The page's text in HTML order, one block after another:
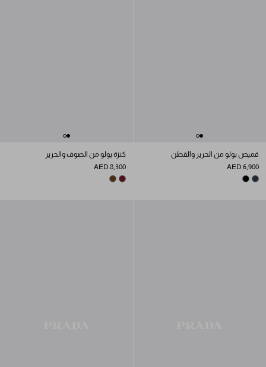
قميص بولو من الحرير والقطن
AED 6,900
NAVY
BLACK
كنزة بولو من الصوف والحرير
AED 8,300
BURGUNDY
MUD